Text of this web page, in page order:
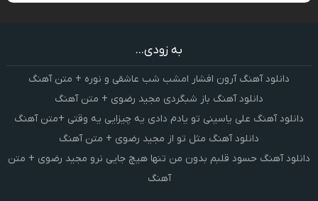
به زودی...
دانلود آهنگ آرون افشار امشب شب عاشقی و نوره + متن آهنگ
دانلود آهنگ باز شبگردی مجید رضوی + متن آهنگ
دانلود آهنگ علی یاسینی تو یادم دادی یه چیزایی یه وقتی +متن آهنگ
دانلود آهنگ مثل تو از مجید رضوی + متن آهنگ
دانلود آهنگ حسود قلبم بدون من تنها هیچ جایی نرو مجید رضوی + متن
آهنگ